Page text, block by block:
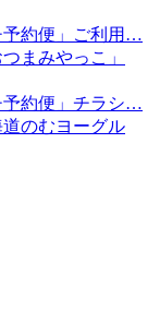
予約便」ご利用…
まみやっこ」
予約便」チラシ…
道のむヨーグル